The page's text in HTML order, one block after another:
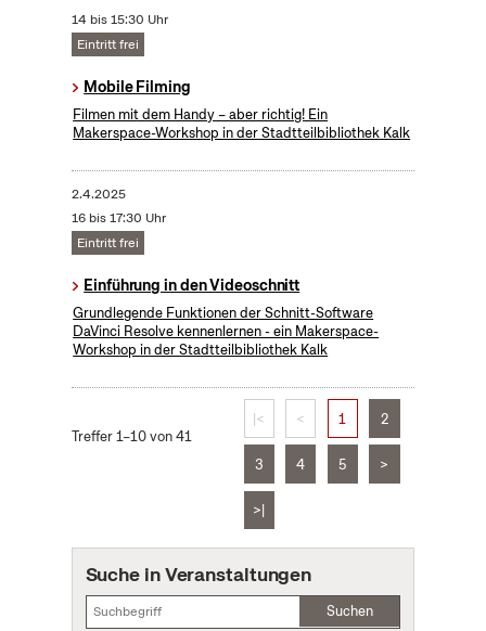
14 bis 15:30 Uhr
Eintritt frei
Mobile Filming
Filmen mit dem Handy – aber richtig! Ein
Makerspace-Workshop in der Stadtteilbibliothek Kalk
2.4.2025
16 bis 17:30 Uhr
Eintritt frei
Einführung in den Videoschnitt
Grundlegende Funktionen der Schnitt-Software
DaVinci Resolve kennenlernen - ein Makerspace-
Workshop in der Stadtteilbibliothek Kalk
Treffer 1–10 von 41
|< < 1 2
3 4 5 >
>|
Suche in Veranstaltungen
Suchen